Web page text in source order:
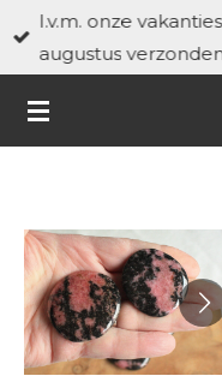
Ga
direct
de
I.v.m. onze
augustus